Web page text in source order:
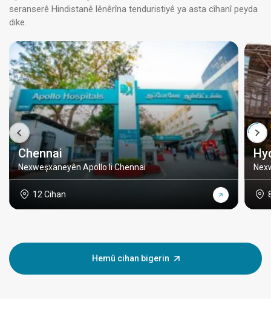
seranserê Hindistanê lênêrîna tenduristiyê ya asta cîhanî peyda
dike.
Chennai
Nexweşxaneyên Apollo li Chennai
12 Cihan
Hemû cihan bigerin